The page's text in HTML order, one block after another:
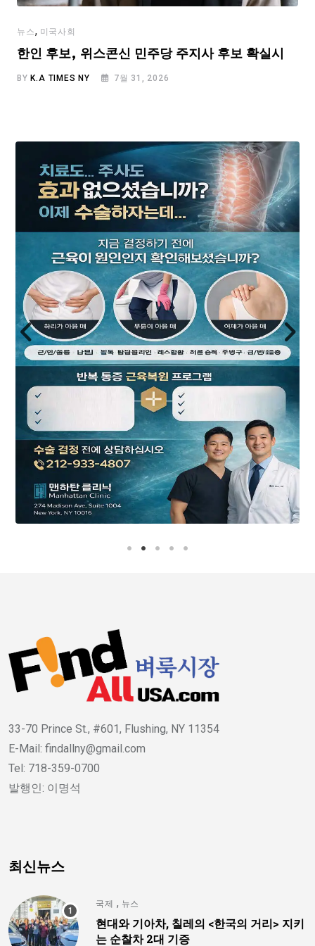
뉴스, 미국사회
한인 후보, 위스콘신 민주당 주지사 후보 확실시
BY K.A TIMES NY 7월 31, 2026
33-70 Prince St., #601, Flushing, NY 11354
E-Mail: findallny@gmail.com
Tel: 718-359-0700
발행인: 이명석
최신뉴스
국제 , 뉴스
현대와 기아차, 칠레의 <한국의 거리> 지키
는 순찰차 2대 기증